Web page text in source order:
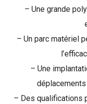
– Une grande
– Un parc matériel
– Une
– Des qualifications